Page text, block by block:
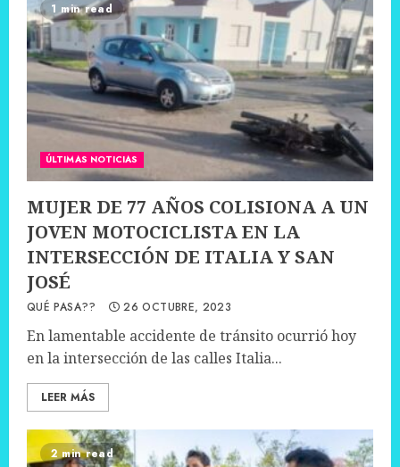
1 min read
ÚLTIMAS NOTICIAS
MUJER DE 77 AÑOS COLISIONA A UN
JOVEN MOTOCICLISTA EN LA
INTERSECCIÓN DE ITALIA Y SAN
JOSÉ
QUÉ PASA?? 26 OCTUBRE, 2023
En lamentable accidente de tránsito ocurrió hoy
en la intersección de las calles Italia...
LEER MÁS
2 min read